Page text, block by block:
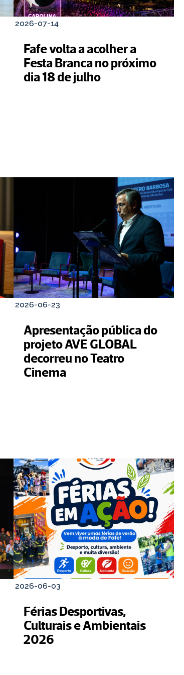
2026-07-14
Fafe volta a acolher a
Festa Branca no próximo
dia 18 de julho
2026-06-23
Apresentação pública do
projeto AVE GLOBAL
decorreu no Teatro
Cinema
2026-06-03
Férias Desportivas,
Culturais e Ambientais
2026